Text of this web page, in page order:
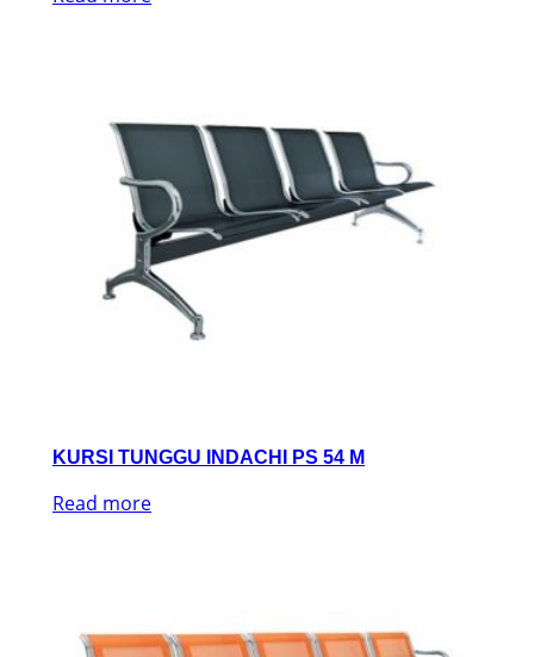
KURSI TUNGGU INDACHI PS 54 M
Read more